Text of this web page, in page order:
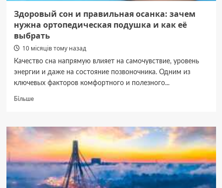
Здоровый сон и правильная осанка: зачем
нужна ортопедическая подушка и как её
выбрать
10 місяців тому назад
Качество сна напрямую влияет на самочувствие, уровень
энергии и даже на состояние позвоночника. Одним из
ключевых факторов комфортного и полезного...
БільшеДокладніше
сон
правильная
осанка:
зачем
ортопедическая